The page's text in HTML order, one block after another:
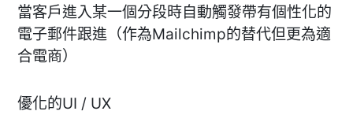
當客戶進入某一個分段時自動觸發帶有個性化的
電子郵件跟進（作為Mailchimp的替代但更為適
合電商）
優化的UI / UX